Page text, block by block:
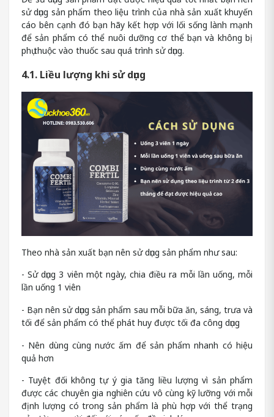
sử dụng sản phẩm theo liệu trình của nhà sản xuất khuyến
cáo bên cạnh đó bạn hãy kết hợp với lối sống lành mạnh
để sản phẩm có thể nuôi dưỡng cơ thể bạn và không bị
phụ thuộc vào thuốc sau quá trình sử dụng.
4.1. Liều lượng khi sử dụng
Theo nhà sản xuất bạn nên sử dụng sản phẩm như sau:
- Sử dụng 3 viên một ngày, chia điều ra mỗi lần uống, mỗi
lần uống 1 viên
- Bạn nên sử dụng sản phẩm sau mỗi bữa ăn, sáng, trưa và
tối để sản phẩm có thể phát huy được tối đa công dụng
- Nên dùng cùng nước ấm để sản phẩm nhanh có hiệu
quả hơn
- Tuyệt đối không tự ý gia tăng liều lượng vì sản phẩm
được các chuyên gia nghiên cứu vô cùng kỹ lưỡng với mỗi
định lượng có trong sản phẩm là phù hợp với thể trạng